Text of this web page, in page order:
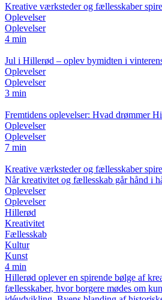
Kreative værksteder og fællesskaber
Oplevelser
Oplevelser
4 min
Jul i Hillerød – oplev bymidten i
Oplevelser
Oplevelser
3 min
Fremtidens oplevelser: Hvad drømmer
Oplevelser
Oplevelser
7 min
Kreative værksteder og fællesskaber
Når kreativitet og fællesskab går hånd i
Oplevelser
Oplevelser
Hillerød
Kreativitet
Fællesskab
Kultur
Kunst
4 min
Hillerød oplever en spirende bølge af
fællesskaber, hvor borgere mødes om